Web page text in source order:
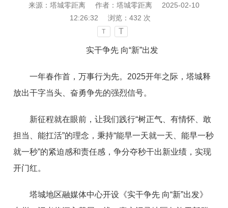
来源：塔城零距离 作者：塔城零距离
2025-02-10
12:26:32
浏览： 432 次
T T
实干争先 向“新”出发
一年春作首，万事行为先。2025开年之际，塔城释
放出干字当头、奋勇争先的强烈信号。
新征程就在眼前，让我们践行“树正气、有情怀、敢
担当、能扛活”的理念，秉持“能早一天就一天、能早一秒
就一秒”的紧迫感和责任感，争分夺秒干出新业绩，实现
开门红。
塔城地区融媒体中心开设《实干争先 向“新”出发》